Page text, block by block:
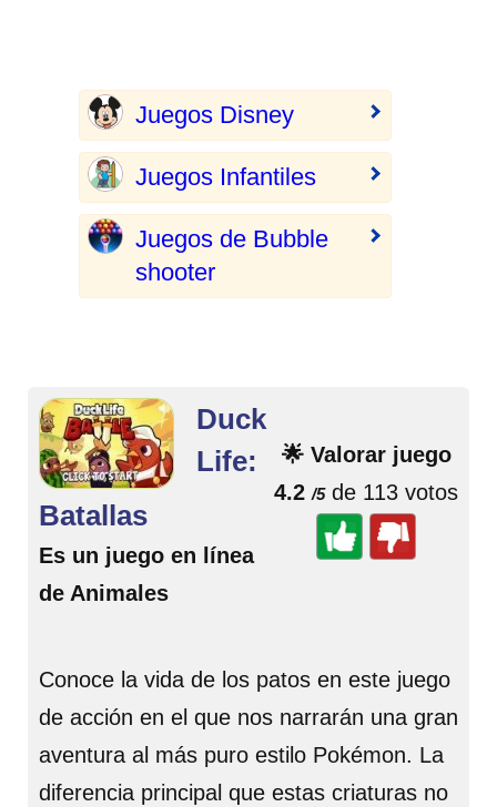
Juegos Disney
Juegos Infantiles
Juegos de Bubble
shooter
🌟 Valorar juego
4.2 /5de 113 votos
Duck
Life:
Batallas
Es un juego en línea
de Animales
Conoce la vida de los patos en este juego
de acción en el que nos narrarán una gran
aventura al más puro estilo Pokémon. La
diferencia principal que estas criaturas no